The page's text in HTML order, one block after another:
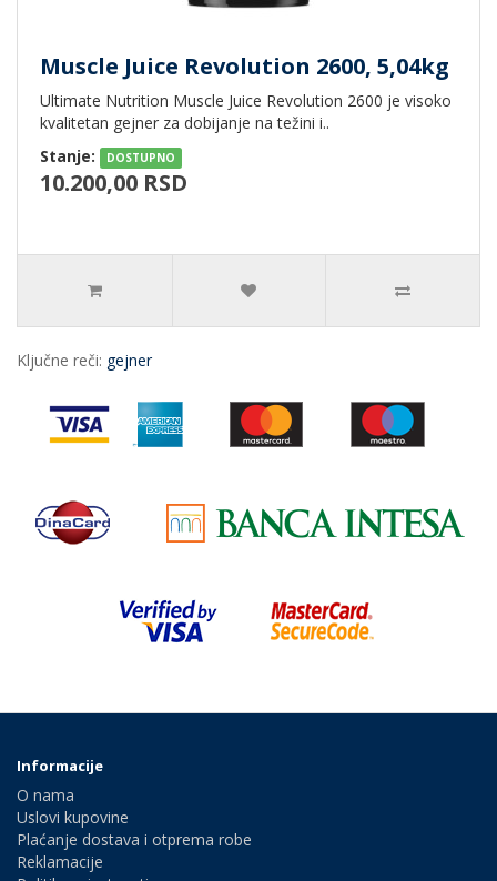
Muscle Juice Revolution 2600, 5,04kg
Ultimate Nutrition Muscle Juice Revolution 2600 je visoko
kvalitetan gejner za dobijanje na težini i..
Stanje:
DOSTUPNO
10.200,00 RSD
Ključne reči: gejner
Informacije
O nama
Uslovi kupovine
Plaćanje dostava i otprema robe
Reklamacije